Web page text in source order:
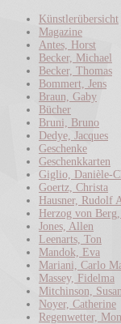
Künstlerübersicht
Magazine
Antes, Horst
Becker, Michael
Becker, Thomas
Bommert, Jens
Braun, Gaby
Bücher
Bruni, Bruno
Dedye, Jacques
Geschenke
Geschenkkarten
Giglio, Danièle-
Goertz, Christa
Hausner, Rudolf
Herzog von
Jones, Allen
Leenarts, Ton
Mandok, Eva
Mariani, Carlo
Massey, Fidelma
Mitchinson, Susan
Noyer, Catherine
Regenwetter,